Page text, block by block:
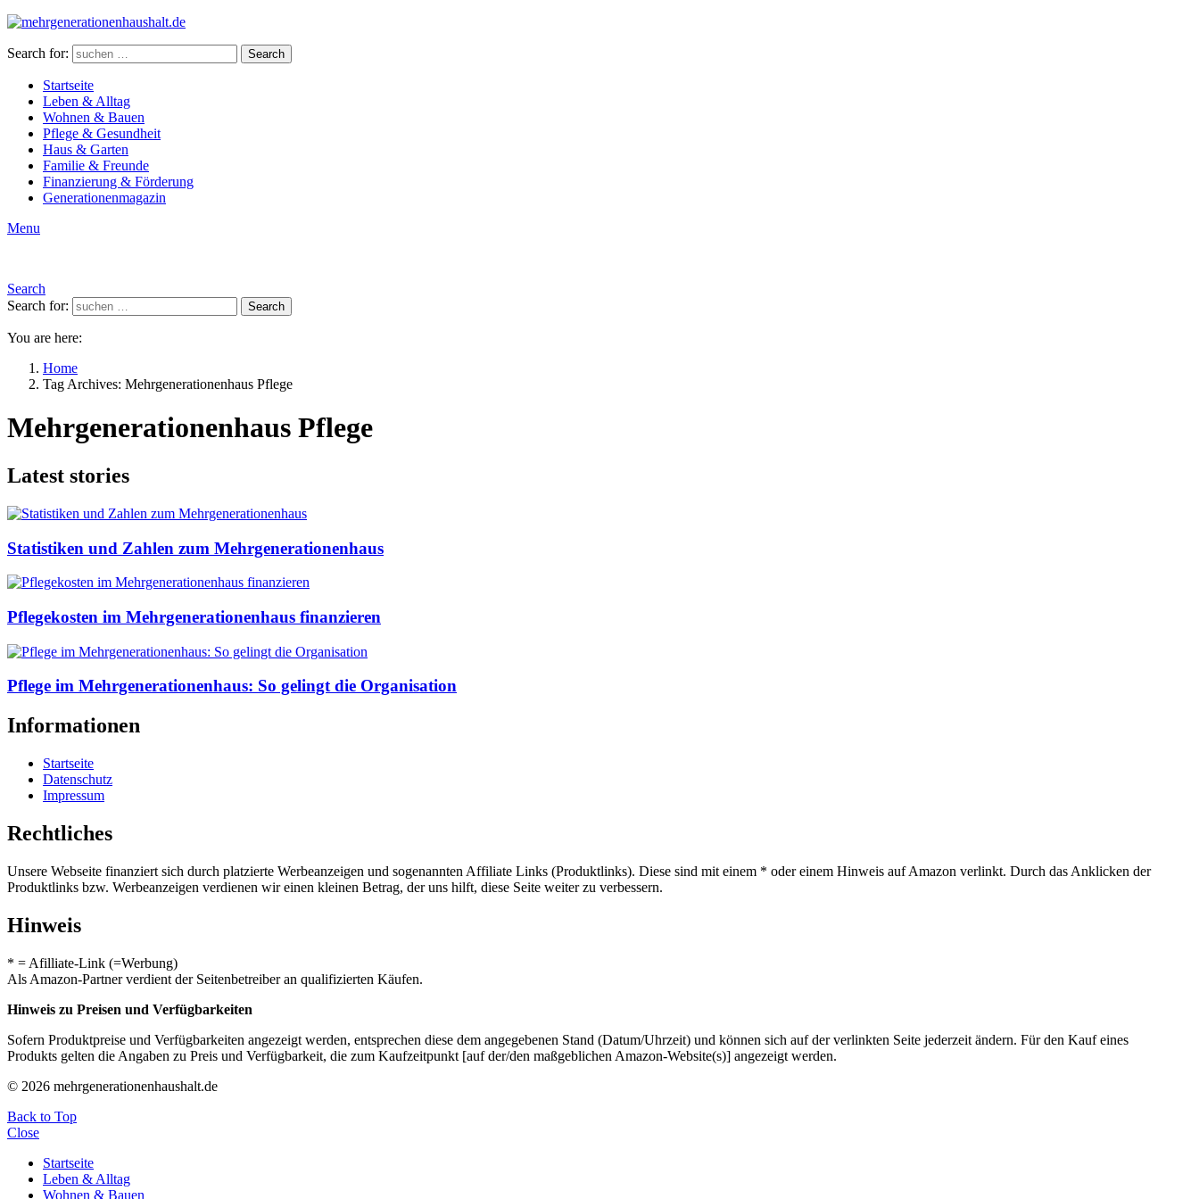
Search for: Search
Startseite
Leben & Alltag
Wohnen & Bauen
Pflege & Gesundheit
Haus & Garten
Familie & Freunde
Finanzierung & Förderung
Generationenmagazin
Menu
Search
Search for:
Search
You are here:
Home
Tag Archives: Mehrgenerationenhaus Pflege
Mehrgenerationenhaus Pflege
Latest stories
Statistiken und Zahlen zum Mehrgenerationenhaus
Pflegekosten im Mehrgenerationenhaus finanzieren
Pflege im Mehrgenerationenhaus: So gelingt die Organisation
Informationen
Startseite
Datenschutz
Impressum
Rechtliches
Unsere Webseite finanziert sich durch platzierte Werbeanzeigen und sogenannten Affiliate Links (Produktlinks). Diese sind mit einem * oder einem Hinweis auf Amazon verlinkt. Durch das Anklicken der
Produktlinks bzw. Werbeanzeigen verdienen wir einen kleinen Betrag, der uns hilft, diese Seite weiter zu verbessern.
Hinweis
* = Afilliate-Link (=Werbung)
Als Amazon-Partner verdient der Seitenbetreiber an qualifizierten Käufen.
Hinweis zu Preisen und Verfügbarkeiten
Sofern Produktpreise und Verfügbarkeiten angezeigt werden, entsprechen diese dem angegebenen Stand (Datum/Uhrzeit) und können sich auf der verlinkten Seite jederzeit ändern. Für den Kauf eines
Produkts gelten die Angaben zu Preis und Verfügbarkeit, die zum Kaufzeitpunkt [auf der/den maßgeblichen Amazon-Website(s)] angezeigt werden.
© 2026 mehrgenerationenhaushalt.de
Back to Top
Close
Startseite
Leben & Alltag
Wohnen & Bauen